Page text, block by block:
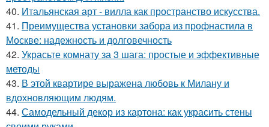
40. Итальянская арт - вилла как пространство искусства.
41. Преимущества установки забора из профнастила в
Москве: надежность и долговечность
42. Украсьте комнату за 3 шага: простые и эффективные
методы
43. В этой квартире выражена любовь к Милану и
вдохновляющим людям.
44. Самодельный декор из картона: как украсить стены